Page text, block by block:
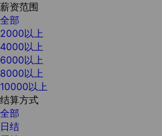
薪资范围
全部
2000以上
4000以上
6000以上
8000以上
10000以上
结算方式
全部
日结